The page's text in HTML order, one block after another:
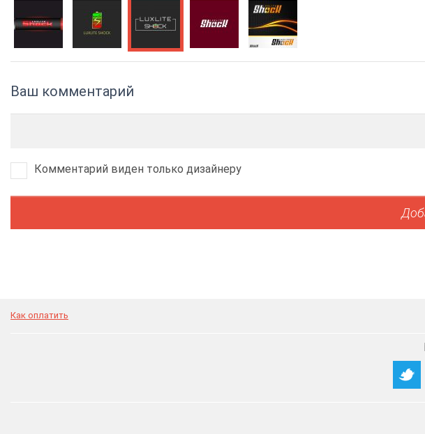
Ваш комментарий
Комментарий виден только дизайнеру
Как оплатить